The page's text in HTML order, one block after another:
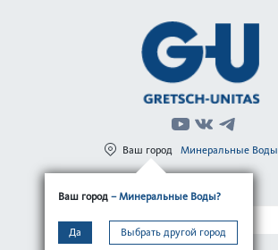
Ваш город – Минеральные Воды?
Да Выбрать другой город
Ваш город Минеральные Воды
МЕНЮ